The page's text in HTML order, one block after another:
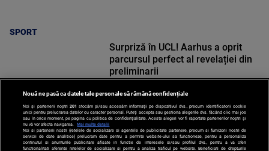
SPORT
SPORT
Surpriză în UCL! Aarhus a oprit
parcursul perfect al revelației din
preliminarii
Nouă ne pasă ca datele tale personale să rămână confidențiale
Noi și partenerii noștri 201 stocăm și/sau accesăm informații pe dispozitivul dvs., precum identificatorii cookie
unici pentru prelucrarea datelor cu caracter personal. Puteți accepta sau gestiona alegerile dvs. făcând clic mai jos
sau în orice moment, pe pagina cu politica de confidențialitate. Aceste alegeri vor fi raportate partenerilor noștri și
nu vă vor afecta navigarea.
Mai multe detalii
Noi si partenerii nostri (retelele de socializare si agentiile de publicitate partenere, precum si furnizorii nostri de
servicii de date analitice) prelucram date pentru a permite website-ului sa functioneze, pentru a personaliza
continutul si anunturile publicitare afisate in functie de interesele si/sau profilul dvs., pentru a va oferi
functionalitati aferente retelelor de socializare si pentru a analiza traficul pe website. Beneficiati de drepturile